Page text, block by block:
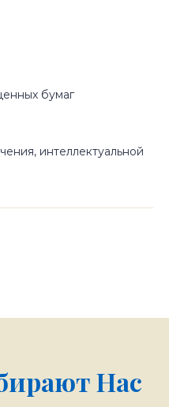
бумаг
интеллектуальной
Нас